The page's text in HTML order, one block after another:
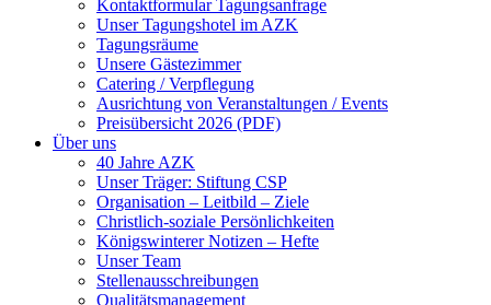
Kontaktformular Tagungsanfrage
Unser Tagungshotel im AZK
Tagungsräume
Unsere Gästezimmer
Catering / Verpflegung
Ausrichtung von Veranstaltungen / Events
Preisübersicht 2026 (PDF)
Über uns
40 Jahre AZK
Unser Träger: Stiftung CSP
Organisation – Leitbild – Ziele
Christlich-soziale Persönlichkeiten
Königswinterer Notizen – Hefte
Unser Team
Stellenausschreibungen
Qualitätsmanagement